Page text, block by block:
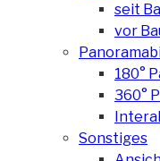
seit
vor
180°
360°
Sonstiges